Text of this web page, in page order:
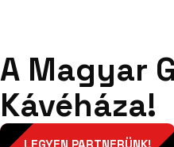
A Magyar
Kávéháza!